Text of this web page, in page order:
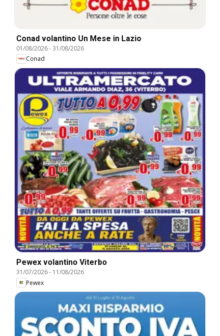
Conad volantino Un Mese in Lazio
01/08/2026-31/08/2026
Conad
Pewex volantino Viterbo
31/07/2026- 11/08/2026
Pewex